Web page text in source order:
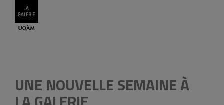
UNE NOUVELLE SEMAINE À